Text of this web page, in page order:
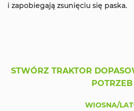
i zapobiegają zsunięciu się paska.
STWÓRZ TRAKTOR
POTRZEB
WIOSNA/